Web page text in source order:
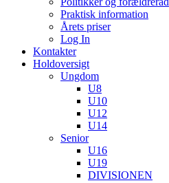
Praktisk information
Årets priser
Log In
Kontakter
Holdoversigt
Ungdom
U8
U10
U12
U14
Senior
U16
U19
DIVISIONEN